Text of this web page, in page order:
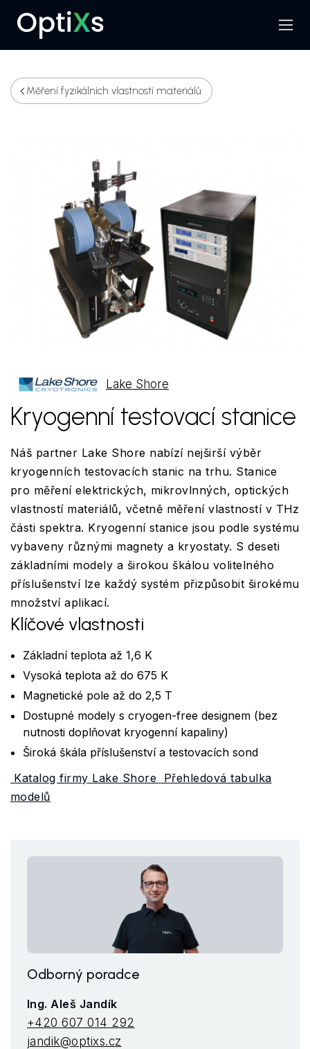
Hledat
Menu
Měření fyzikálních vlastností materiálů
Lake Shore
Kryogenní testovací stanice
Náš partner Lake Shore nabízí nejširší výběr
kryogenních testovacích stanic na trhu. Stanice
pro měření elektrických, mikrovlnných, optických
vlastností materiálů, včetně měření vlastností v THz
části spektra. Kryogenní stanice jsou podle systému
vybaveny různými magnety a kryostaty. S deseti
základními modely a širokou škálou volitelného
příslušenství lze každý systém přizpůsobit širokému
množství aplikací.
Klíčové vlastnosti
Základní teplota až 1,6 K
Vysoká teplota až do 675 K
Magnetické pole až do 2,5 T
Dostupné modely s cryogen-free designem (bez
nutnosti doplňovat kryogenní kapaliny)
Široká škála příslušenství a testovacích sond
Katalog firmy Lake Shore Přehledová tabulka
modelů
Odborný poradce
Ing. Aleš Jandík
+420 607 014 292
jandik@optixs.cz